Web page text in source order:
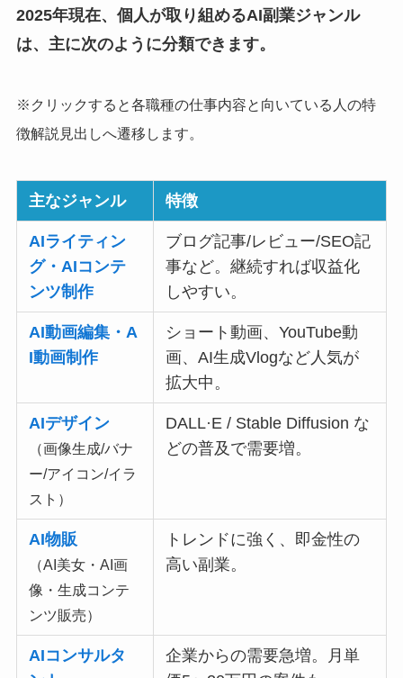
2025年現在、個人が取り組めるAI副業ジャンル
は、主に次のように分類できます。
※クリックすると各職種の仕事内容と向いている人の特
徴解説見出しへ遷移します。
主なジャンル 特徴
AIライティン
グ・AIコンテ
ンツ制作
ブログ記事/レビュー/SEO記
事など。継続すれば収益化
しやすい。
AI動画編集・A
I動画制作
ショート動画、YouTube動
画、AI生成Vlogなど人気が
拡大中。
AIデザイン
（画像生成/バナ
ー/アイコン/イラ
スト）
DALL·E / Stable Diffusion な
どの普及で需要増。
AI物販
（AI美女・AI画
像・生成コンテ
ンツ販売）
トレンドに強く、即金性の
高い副業。
AIコンサルタ
企業からの需要急増。月単